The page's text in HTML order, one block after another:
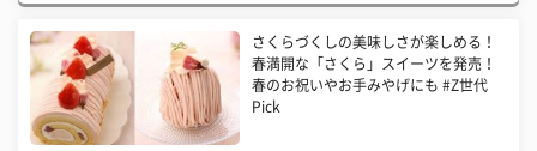
さくらづくしの美味しさが楽しめる！
春満開な「さくら」スイーツを発売！
春のお祝いやお手みやげにも #Z世代
Pick